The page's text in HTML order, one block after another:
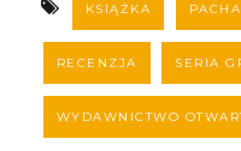
KSIĄŻKA
RECENZJA SERIA
WYDAWNICTWO